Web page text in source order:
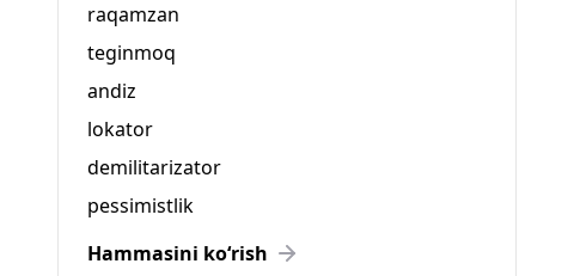
raqamzan
teginmoq
andiz
lokator
demilitarizator
pessimistlik
Hammasini ko‘rish